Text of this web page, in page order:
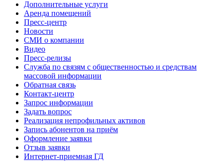
Дополнительные услуги
Аренда помещений
Пресс-центр
Новости
СМИ о компании
Видео
Пресс-релизы
Служба по связям с общественностью и средствам
массовой информации
Обратная связь
Контакт-центр
Запрос информации
Задать вопрос
Реализация непрофильных активов
Запись абонентов на приём
Оформление заявки
Отзыв заявки
Интернет-приемная ГД